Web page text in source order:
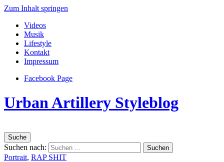
Zum Inhalt springen
Videos
Musik
Lifestyle
Kontakt
Impressum
Facebook Page
Urban Artillery Styleblog
Suche
Suchen nach:
Portrait, RAP SHIT